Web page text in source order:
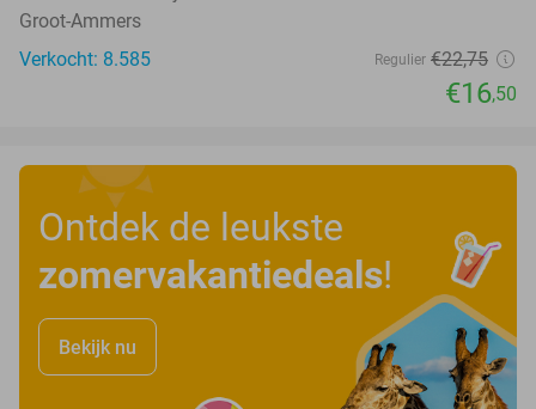
Groot-Ammers
Verkocht: 8.585
Regulier €22,75
€16,50
Ontdek de leukste
zomervakantiedeals!
Bekijk nu